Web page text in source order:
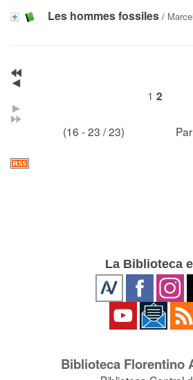
Les hommes fossiles /
1 2
(16 - 23 / 23)
La Biblioteca
Biblioteca Florentino